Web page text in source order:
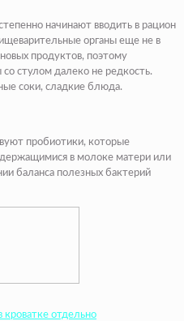
начинают вводить в рацион
органы еще не в
продуктов, поэтому
стулом далеко не редкость.
соки, сладкие блюда.
пробиотики, которые
в молоке матери или
баланса полезных бактерий
кроватке отдельно